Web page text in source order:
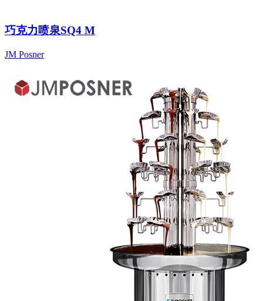
巧克力喷泉SQ4 M
JM Posner